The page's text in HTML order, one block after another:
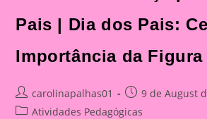
Pais:
Celebrando
Importância
Da
Pais | Dia dos Pais:
Importância da Figura
Post
author:
carolinapalhas01
Post
published:
9 de August
PostAtividades Pedagógicas